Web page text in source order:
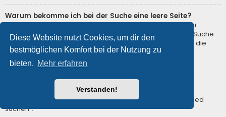
Diese Website nutzt Cookies, um dir den
bestmöglichen Komfort bei der Nutzung zu
bieten. Mehr erfahren
Verstanden!
Warum bekomme ich bei der Suche eine leere Seite?
Deine Suche lieferte zu viele Ergebnisse, somit konnte der
Webserver sie nicht verarbeiten. Benutze die erweiterte Suche
und gib spezifischere Suchbegriffe ein oder beschränke die
Suche auf verschiedene Unterforen.
Nach oben
Wie kann ich nach Mitgliedern suchen?
Gehe zur Mitgliederliste und klicke auf „Nach einem Mitglied
suchen“.